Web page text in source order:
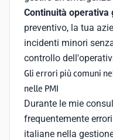
Continuità operativa
preventivo, la tua
incidenti minori
controllo
Gli errori più comuni
nelle PMI
Durante le mie
frequentemente
italiane nella